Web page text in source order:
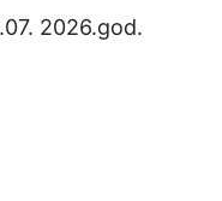
2026.god.